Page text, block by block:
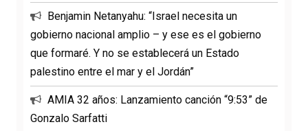
Benjamin Netanyahu: “Israel necesita un
gobierno nacional amplio – y ese es el gobierno
que formaré. Y no se establecerá un Estado
palestino entre el mar y el Jordán”
AMIA 32 años: Lanzamiento canción “9:53” de
Gonzalo Sarfatti